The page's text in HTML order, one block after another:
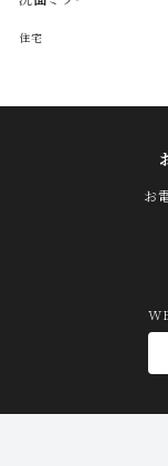
住宅
お